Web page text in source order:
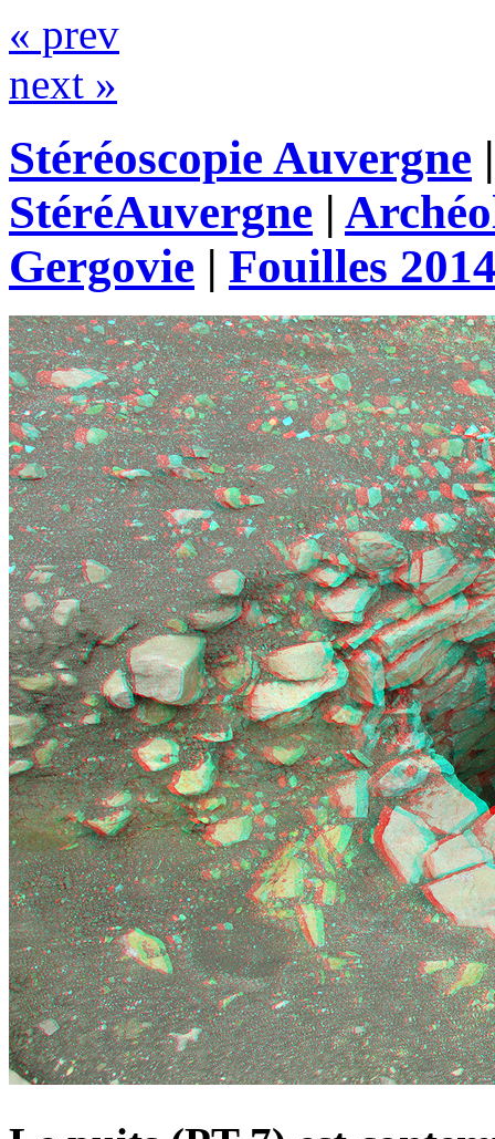
« prev
next »
Stéréoscopie Auvergne
StéréAuvergne |
Gergovie | Fouilles